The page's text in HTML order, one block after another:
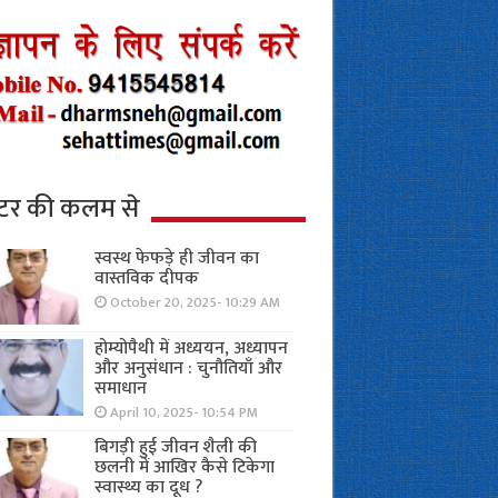
की कलम से
स्वस्थ फेफड़े ही जीवन का
वास्तविक दीपक
October 20, 2025- 10:29 AM
होम्योपैथी में अध्ययन, अध्यापन
और अनुसंधान : चुनौतियाँ और
समाधान
April 10, 2025- 10:54 PM
बिगड़ी हुई जीवन शैली की
छलनी में आखिर कैसे टिकेगा
स्वास्थ्य का दूध ?